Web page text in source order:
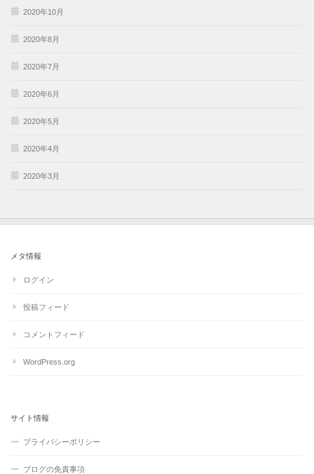
2020年10月
2020年8月
2020年7月
2020年6月
2020年5月
2020年4月
2020年3月
メタ情報
ログイン
投稿フィード
コメントフィード
WordPress.org
サイト情報
プライバシーポリシー
ブログの免責事項